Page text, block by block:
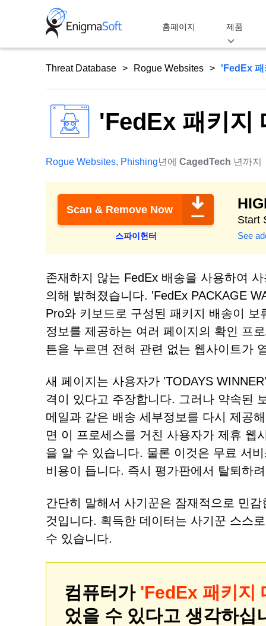
홈페이지 제품
Threat Database Rogue Websites 'FedEx 패
'FedEx 패키지
Rogue Websites, Phishing년에 CagedTech 년까지
Scan & Remove Now
스파이헌터
Start
See
존재하지 않는 FedEx 배송을 사용하여
의해 밝혀졌습니다. 'FedEx PACKAGE
Pro와 키보드로 구성된 패키지 배송이
정보를 제공하는 여러 페이지의 확인 프
튼을 누르면 전혀 관련 없는 웹사이트가
새 페이지는 사용자가 'TODAYS
격이 있다고 주장합니다. 그러나 약속된
메일과 같은 배송 세부정보를 다시 제공
면 이 프로세스를 거친 사용자가 제휴 웹
을 알 수 있습니다. 물론 이것은 무료 서
비용이 듭니다. 즉시 평가판에서 탈퇴하
간단히 말해서 사기꾼은 잠재적으로 민
것입니다. 획득한 데이터는 사기꾼 스스
수 있습니다.
컴퓨터가 'FedEx 패키지
었을 수 있다고 생각하십